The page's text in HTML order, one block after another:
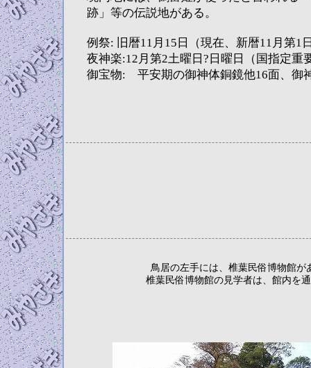
跡」等の伝説地がある。
例祭: 旧暦11月15日（現在、新暦11月第1
夜神楽:12月第2土曜日?日曜日（国指定重
御宝物: 平安期の御神体銅鏡他16面、
鳥居の左手には、椎葉民俗博物館が
椎葉民俗博物館の見学者は、館内を